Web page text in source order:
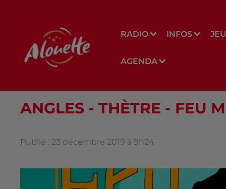
RADIO INFOS
AGENDA
ANGLES - THÈTRE - FEU
Publié : 23 décembre 2019 à 9h24